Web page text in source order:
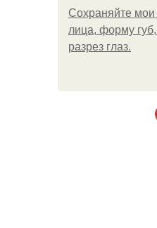
Сохраняйте
лица, форму
разрез глаз.